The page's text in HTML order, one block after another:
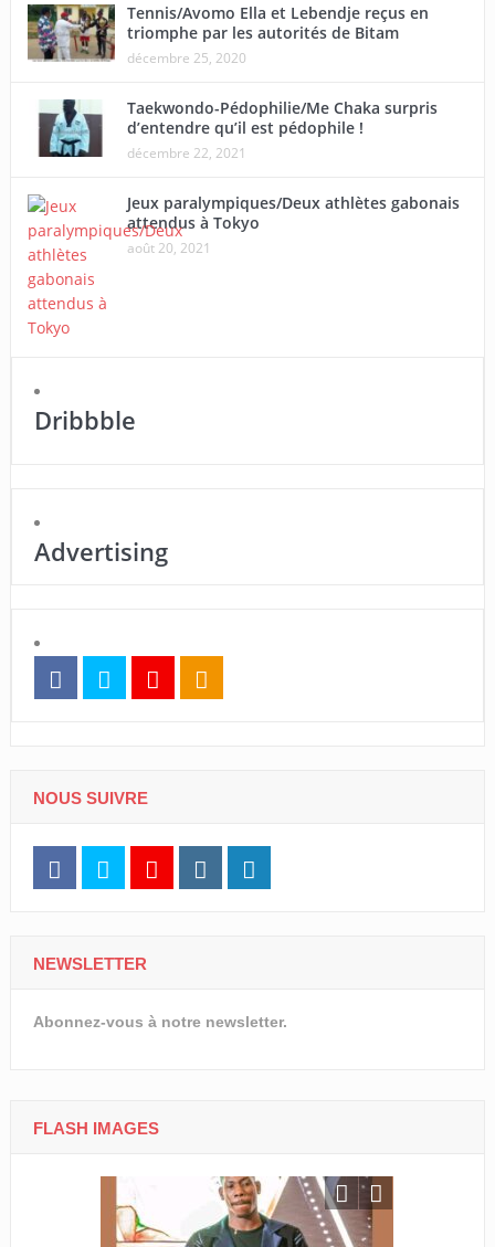
Tennis/Avomo Ella et Lebendje reçus en
triomphe par les autorités de Bitam
décembre 25, 2020
Taekwondo-Pédophilie/Me Chaka surpris
d’entendre qu’il est pédophile !
décembre 22, 2021
Jeux paralympiques/Deux athlètes gabonais
attendus à Tokyo
août 20, 2021
Dribbble
Advertising
NOUS SUIVRE
NEWSLETTER
Abonnez-vous à notre newsletter.
FLASH IMAGES